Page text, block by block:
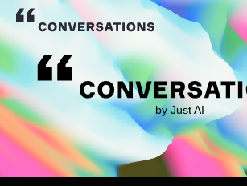
by Just AI
Летняя Conversations в СПб 2026
завершена!